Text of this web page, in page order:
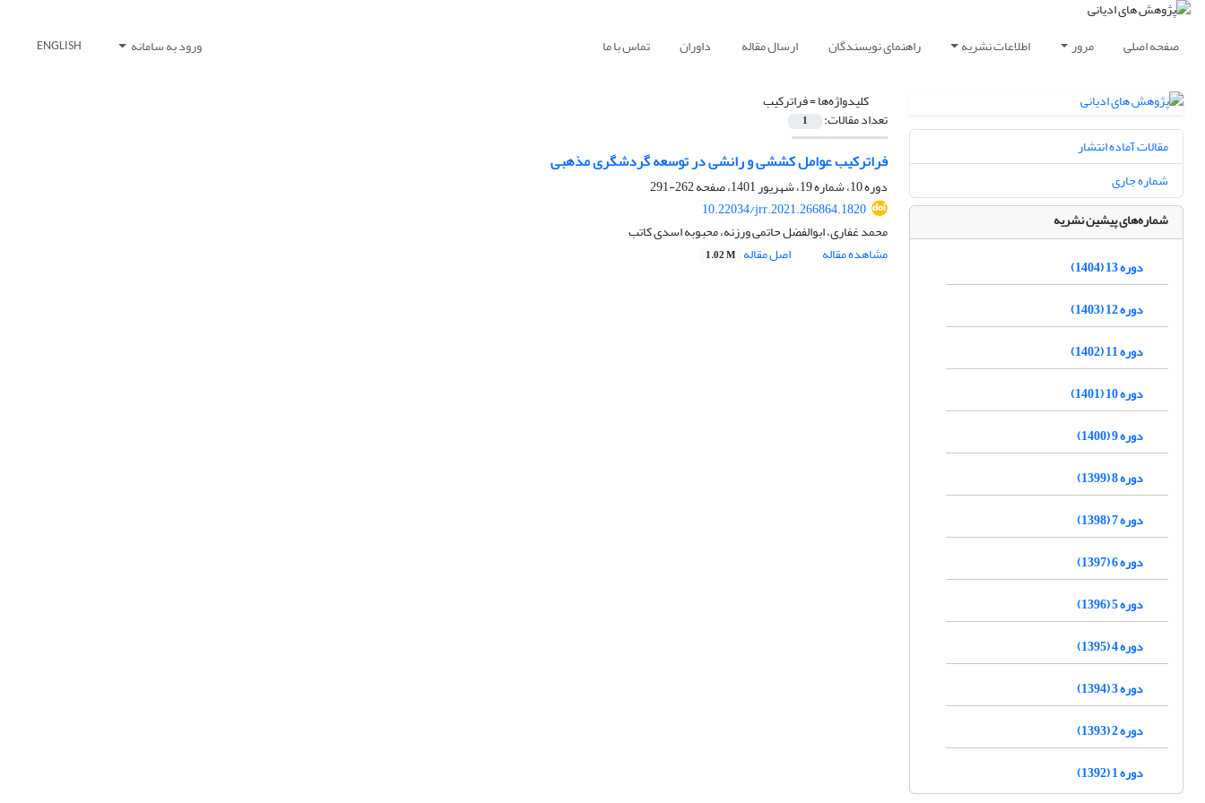
صفحه اصلی مرور اطلاعات نشریه راهنمای نویسندگان ارسال مقاله داوران تماس با ما ورود به سامانه ENGLISH
کلیدواژه‌ها =فراترکیب
تعداد مقالات: 1
فراترکیب عوامل کششی و رانشی در توسعه گردشگری مذهبی
دوره 10، شماره 19، شهریور 1401، صفحه
262-291
10.22034/jrr.2021.266864.1820
محمد غفاری، ابوالفضل حاتمی ورزنه، محبوبه اسدی کاتب
مشاهده مقاله
اصل مقاله 1.02 M
مقالات آماده انتشار
شماره جاری
شماره‌های پیشین نشریه
دوره 13 (1404)
دوره 12 (1403)
دوره 11 (1402)
دوره 10 (1401)
دوره 9 (1400)
دوره 8 (1399)
دوره 7 (1398)
دوره 6 (1397)
دوره 5 (1396)
دوره 4 (1395)
دوره 3 (1394)
دوره 2 (1393)
دوره 1 (1392)